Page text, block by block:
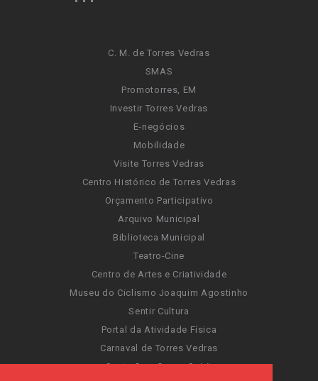
C. M. de Torres Vedras
SMAS
Promotorres, EM
Investir Torres Vedras
E-negócios
Mobilidade
Visite Torres Vedras
Centro Histórico de Torres Vedras
Orçamento Participativo
Arquivo Municipal
Biblioteca Municipal
Teatro-Cine
Centro de Artes e Criatividade
Museu do Ciclismo Joaquim Agostinho
Sentir Cultura
Portal da Atividade Física
Carnaval de Torres Vedras
Santa Cruz Ocean Spirit